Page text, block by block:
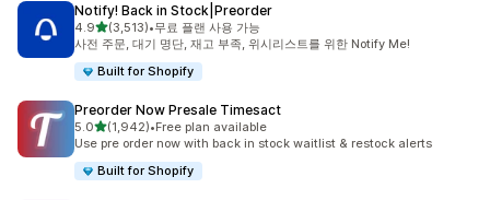
Notify! Back in Stock|Preorder
4.9별 5개 중
(3,513)
총 리뷰 3513개
•무료 플랜 사용 가능
사전 주문, 대기 명단, 재고 부족, 위시리스트를 위한 Notify Me!
Built for Shopify
Preorder Now Presale Timesact
5.0별 5개 중
(1,942)
총 리뷰 1942개
•Free plan available
Use pre order now with back in stock waitlist & restock alerts
Built for Shopify